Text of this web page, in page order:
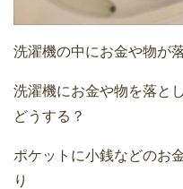
洗濯機の中にお金や物が
洗濯機にお金や物を落と
どうする？
ポケットに小銭などのお
り